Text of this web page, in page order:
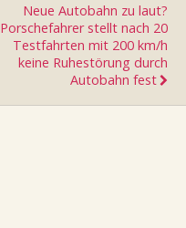
Neue Autobahn zu laut?
Porschefahrer stellt nach 20
Testfahrten mit 200 km/h
keine Ruhestörung durch
Autobahn fest